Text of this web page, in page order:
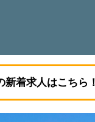
新着求人はこちら！